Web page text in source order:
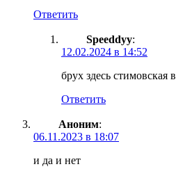
Ответить
Speeddyy:
12.02.2024 в 14:52
брух здесь стимовская
Ответить
Аноним:
06.11.2023 в 18:07
и да и нет